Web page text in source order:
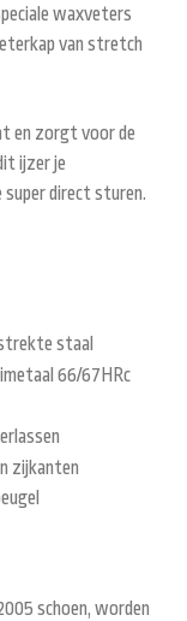
waxveters
van stretch
en zorgt voor de
ijzer je
super direct sturen.
staal
66/67HRc
zijkanten
schoen, worden